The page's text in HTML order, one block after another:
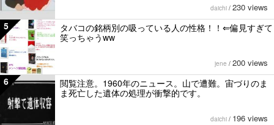
daichi / 230 views
5
タバコの銘柄別の吸っている人の性格！！⇐偏見すぎて
笑っちゃうww
jene / 200 views
6
閲覧注意。1960年のニュース。山で遭難。宙づりのま
ま死亡した遺体の処理が衝撃的です。
daichi / 196 views